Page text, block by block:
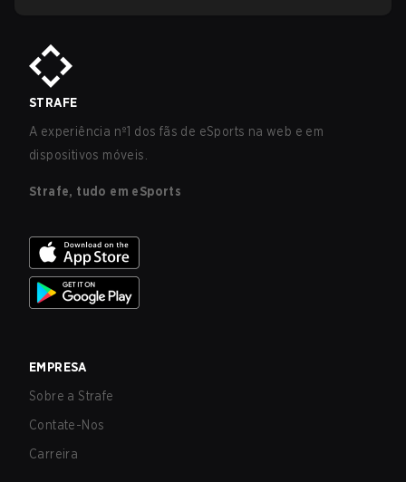
STRAFE
A experiência nº1 dos fãs de eSports na web e em
dispositivos móveis.
Strafe, tudo em eSports
EMPRESA
Sobre a Strafe
Contate-Nos
Carreira